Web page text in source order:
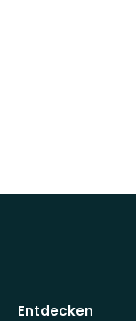
Entdecken